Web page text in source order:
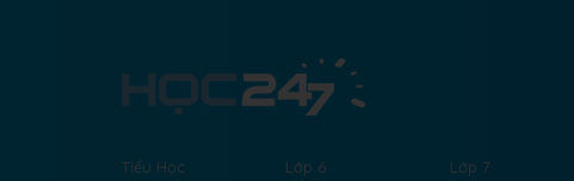
Tiểu Học Lớp 6 Lớp 7